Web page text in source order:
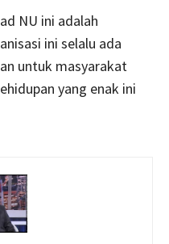
NU ini adalah
ini selalu ada
untuk masyarakat
yang enak ini